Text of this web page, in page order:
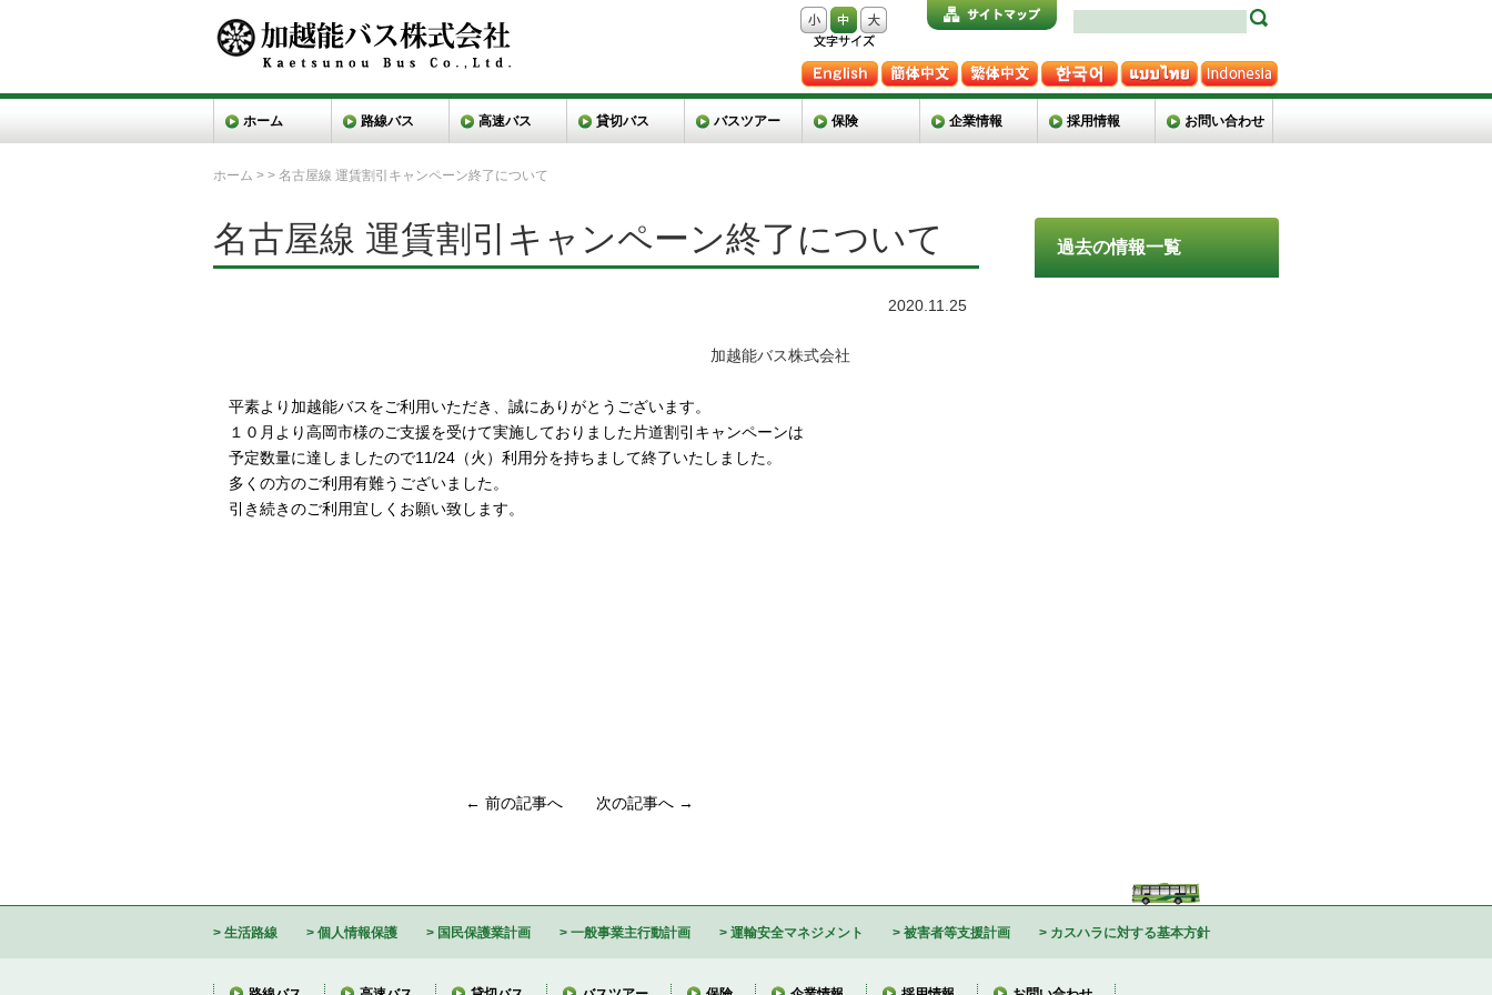
ホーム 路線バス 高速バス 貸切バス バスツアー 保険 企業情報 採用情報 お問い合わせ
ホーム > > 名古屋線 運賃割引キャンペーン終了について
過去の情報一覧
名古屋線 運賃割引キャンペーン終了について
2020.11.25
平素より加越能バスをご利用いただき、誠にありがとうございます。
１０月より高岡市様のご支援を受けて実施しておりました片道割引キャンペーンは
予定数量に達しましたので11/24（火）利用分を持ちまして終了いたしました。
多くの方のご利用有難うございました。
引き続きのご利用宜しくお願い致します。
← 前の記事へ 次の記事へ →
生活路線 個人情報保護 国民保護業計画 一般事業主行動計画 運輸安全マネジメント 被害者等支援計画 カスハラに対する基本方針